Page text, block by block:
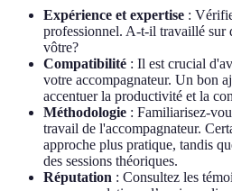
Expérience et expertise :
professionnel. A-t-il travaillé sur
vôtre?
Compatibilité : Il est crucial
votre accompagnateur. Un bon
accentuer la productivité et la
Méthodologie : Familiarisez-
travail de l'accompagnateur.
approche plus pratique, tandis
des sessions théoriques.
Réputation : Consultez les